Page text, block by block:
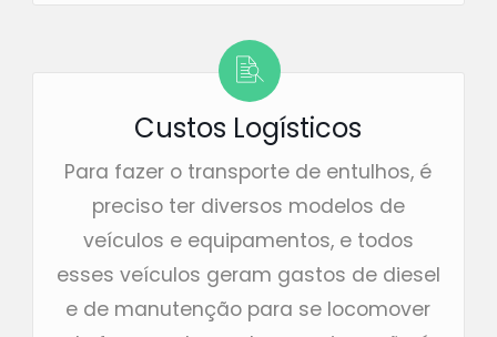
Custos Logísticos
Para fazer o transporte de entulhos, é
preciso ter diversos modelos de
veículos e equipamentos, e todos
esses veículos geram gastos de diesel
e de manutenção para se locomover